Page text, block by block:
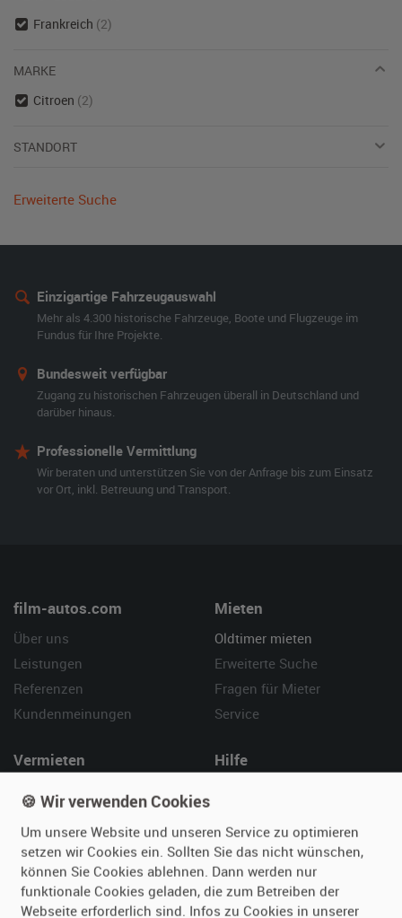
Frankreich (2)
MARKE
Citroen (2)
STANDORT
Erweiterte Suche
Einzigartige Fahrzeugauswahl
Mehr als 4.300 historische Fahrzeuge, Boote und Flugzeuge im
Fundus für Ihre Projekte.
Bundesweit verfügbar
Zugang zu historischen Fahrzeugen überall in Deutschland und
darüber hinaus.
Professionelle Vermittlung
Wir beraten und unterstützen Sie von der Anfrage bis zum Einsatz
vor Ort, inkl. Betreuung und Transport.
film-autos.com
Über uns
Leistungen
Referenzen
Kundenmeinungen
Mieten
Oldtimer mieten
Erweiterte Suche
Fragen für Mieter
Service
Vermieten
Oldtimer anmelden
Fragen für Vermieter
Inserat verwalten
Hilfe
Kontakt
SPECIAL
🍪 Wir verwenden Cookies
Um unsere Website und unseren Service zu optimieren
setzen wir Cookies ein. Sollten Sie das nicht wünschen,
können Sie Cookies ablehnen. Dann werden nur
funktionale Cookies geladen, die zum Betreiben der
Webseite erforderlich sind. Infos zu Cookies in unserer